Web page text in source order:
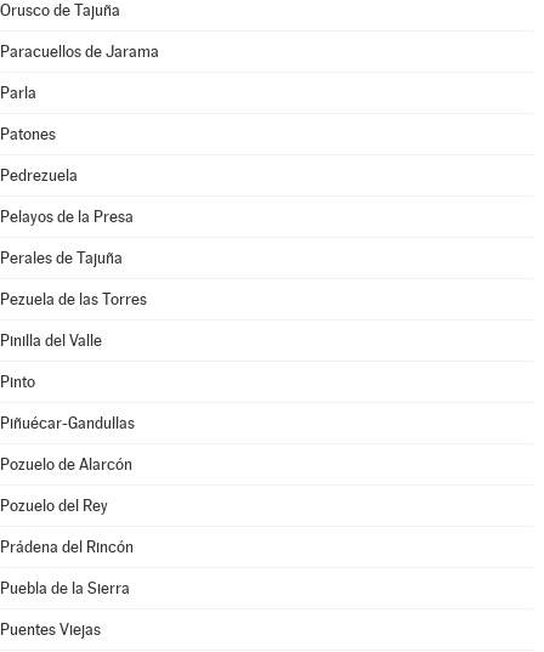
Orusco de Tajuña
Paracuellos de Jarama
Parla
Patones
Pedrezuela
Pelayos de la Presa
Perales de Tajuña
Pezuela de las Torres
Pinilla del Valle
Pinto
Piñuécar-Gandullas
Pozuelo de Alarcón
Pozuelo del Rey
Prádena del Rincón
Puebla de la Sierra
Puentes Viejas